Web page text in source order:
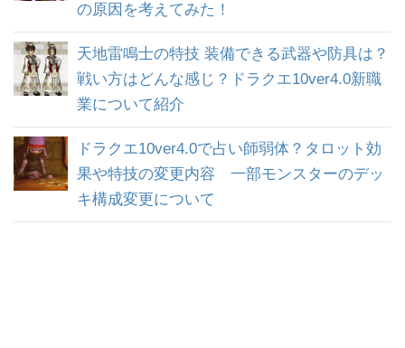
の原因を考えてみた！
天地雷鳴士の特技 装備できる武器や防具は？
戦い方はどんな感じ？ドラクエ10ver4.0新職
業について紹介
ドラクエ10ver4.0で占い師弱体？タロット効
果や特技の変更内容 一部モンスターのデッ
キ構成変更について